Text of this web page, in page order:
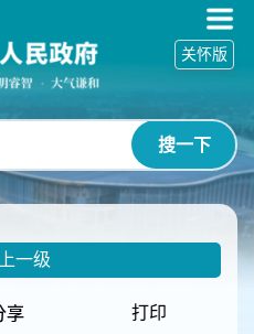
搜一下
关怀版
一级
享 打印